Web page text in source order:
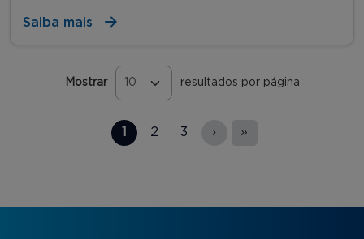
Saiba mais
Mostrar resultados por página
1 2 3 › »